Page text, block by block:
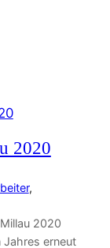
2020
2020
erneut